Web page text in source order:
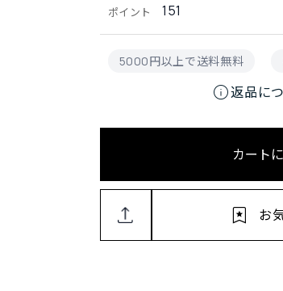
ポイント 151
5000円以上で送料無料
info返品に
カート
お